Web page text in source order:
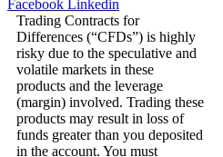
Facebook Linkedin
Trading Contracts for
Differences (“CFDs”) is highly
risky due to the speculative and
volatile markets in these
products and the leverage
(margin) involved. Trading these
products may result in loss of
funds greater than you deposited
in the account. You must